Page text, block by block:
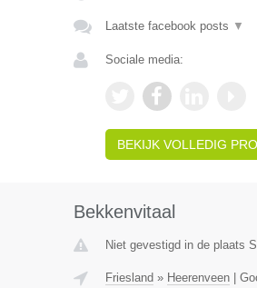
Laatste facebook posts ▼
Sociale media:
BEKIJK VOLLEDIG
Bekkenvitaal
Niet gevestigd in de plaats
Friesland » Heerenveen|